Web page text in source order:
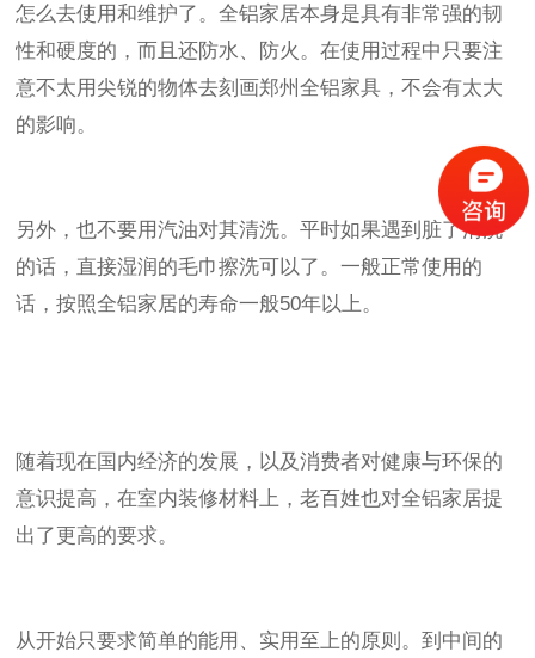
怎么去使用和维护了。全铝家居本身是具有非常强的韧
性和硬度的，而且还防水、防火。在使用过程中只要注
意不太用尖锐的物体去刻画郑州全铝家具，不会有太大
的影响。
另外，也不要用汽油对其清洗。平时如果遇到脏了清洗
的话，直接湿润的毛巾擦洗可以了。一般正常使用的
话，按照全铝家居的寿命一般50年以上。
随着现在国内经济的发展，以及消费者对健康与环保的
意识提高，在室内装修材料上，老百姓也对全铝家居提
出了更高的要求。
从开始只要求简单的能用、实用至上的原则。到中间的